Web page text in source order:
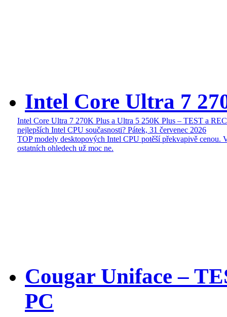
Intel Core Ultra 7
Intel Core Ultra 7 270K Plus a Ultra 5 250K Plus – TEST a
nejlepších Intel CPU současnosti? Pátek, 31 červenec 2026
TOP modely desktopových Intel CPU potěší překvapivě cenou.
ostatních ohledech už moc ne.
Cougar Uniface –
PC